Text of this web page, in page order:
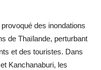
des inondations
de Thaïlande, perturbant
et des touristes. Dans
Kanchanaburi, les